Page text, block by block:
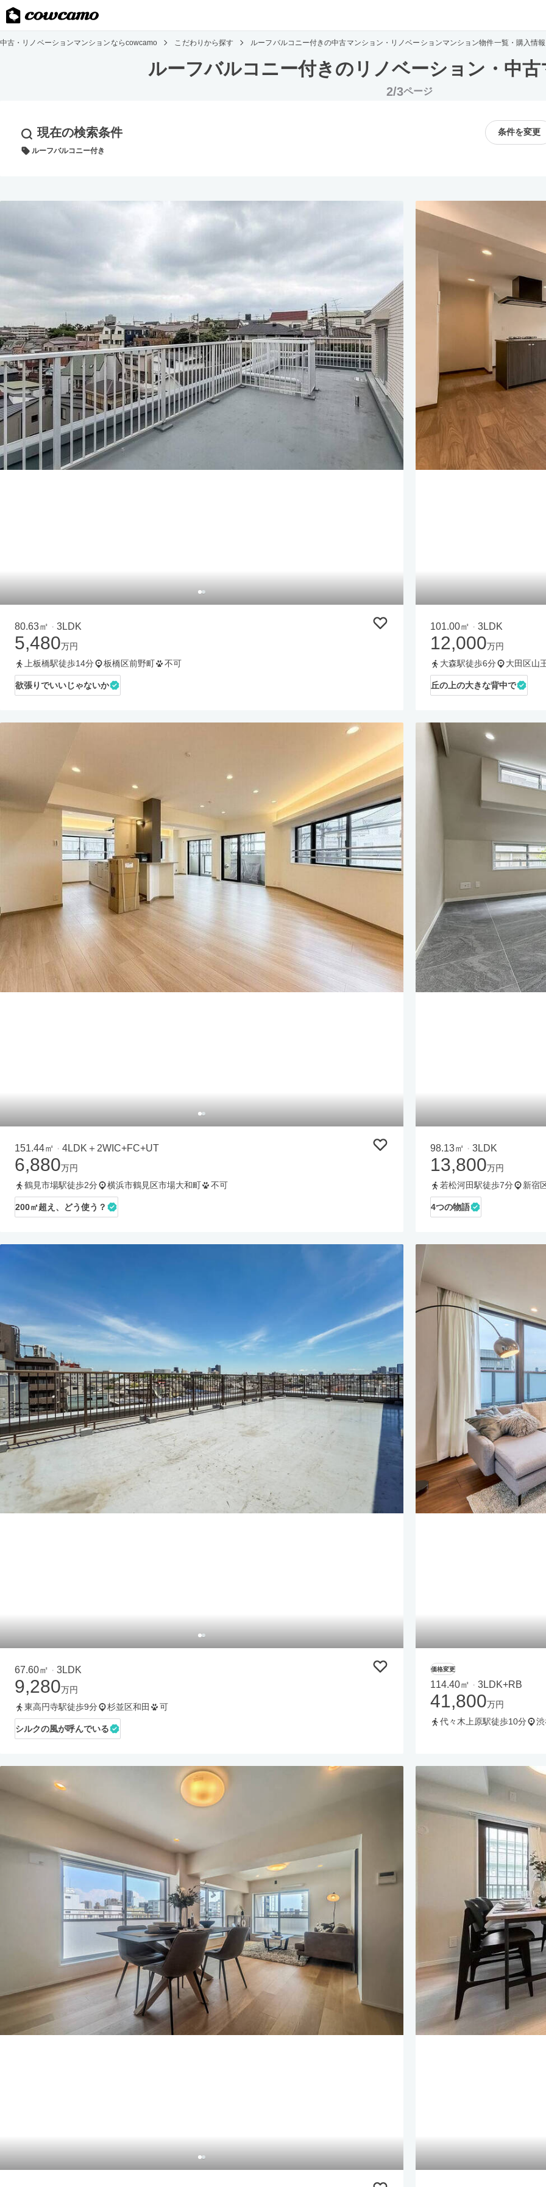
中古・リノベーションマンションならcowcamo こだわりから探す ルーフバルコニー付きの中古マンション・リノベーションマンション物件一覧・購入情報
ルーフバルコニー付きのリノベーション・中
2/3ページ
現在の検索条件 条件を変更
ルーフバルコニー付き
80.63㎡ ・ 3LDK
5,480万円
上板橋駅徒歩14分
板橋区前野町 不可
欲張りでいいじゃないか
101.00㎡ ・ 3LDK
12,000万円
大森駅徒歩6分
大田区山
丘の上の大きな背中で
151.44㎡ ・ 4LDK＋2WIC+FC+UT
6,880万円
鶴見市場駅徒歩2分
横浜市鶴見区市場大和町 不可
200㎡超え、どう使う？
98.13㎡ ・ 3LDK
13,800万円
若松河田駅徒歩7分
新宿
4つの物語
67.60㎡ ・ 3LDK
9,280万円
東高円寺駅徒歩9分
杉並区和田 可
シルクの風が呼んでいる
価格変更
114.40㎡ ・ 3LDK+RB
41,800万円
代々木上原駅徒歩10分